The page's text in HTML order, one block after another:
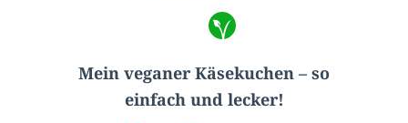
Mein veganer Käsekuchen – so
einfach und lecker!